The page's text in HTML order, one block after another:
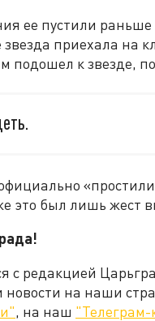
ее пустили раньше
звезда приехала на
к звезде,
это был лишь жест
с редакцией
на наши
, на наш "Телеграм-